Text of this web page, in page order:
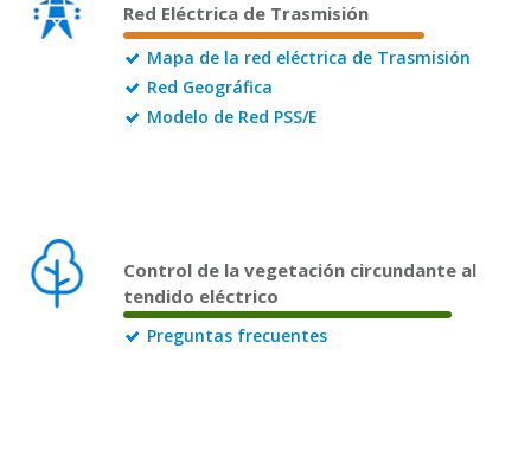
Red Eléctrica de Trasmisión
Mapa de la red eléctrica de Trasmisión
Red Geográfica
Modelo de Red PSS/E
Control de la vegetación circundante al
tendido eléctrico
Preguntas frecuentes